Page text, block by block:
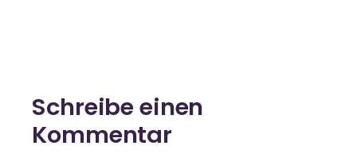
Schreibe einen
Kommentar